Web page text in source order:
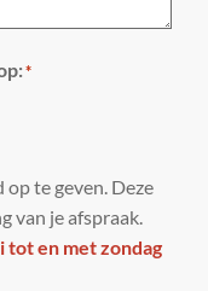
*
te geven. Deze
van je afspraak.
tot en met zondag